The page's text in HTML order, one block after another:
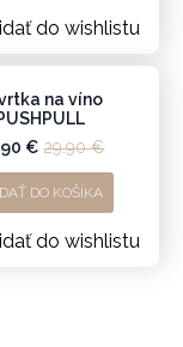
do wishlistu
na víno
29.90€
Original
price
was:
29.90 €.
€ Current
price
is:
20.90 €.
DO KOŠÍKA
do wishlistu